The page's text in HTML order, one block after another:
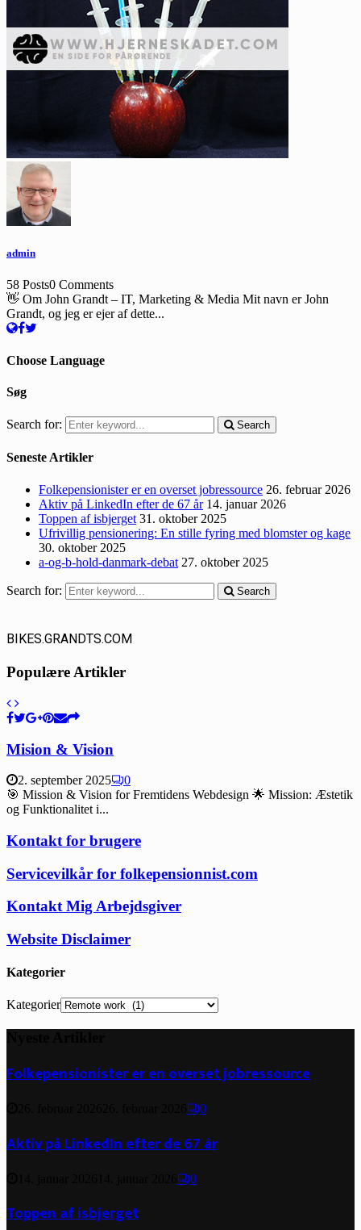
admin
58 Posts0 Comments
👋 Om John Grandt – IT, Marketing & Media Mit navn er John
Grandt, og jeg er ejer af dette...
Choose Language
Søg
Search for: Search
Seneste Artikler
Folkepensionister er en overset jobressource 26. februar 2026
Aktiv på LinkedIn efter de 67 år 14. januar 2026
Toppen af isbjerget 31. oktober 2025
Ufrivillig pensionering: En stille fyring med blomster og kage
30. oktober 2025
a-og-b-hold-danmark-debat 27. oktober 2025
Search for: Search
BIKES.GRANDTS.COM
Populære Artikler
Mision & Vision
2. september 2025
0
🎯 Mission & Vision for Fremtidens Webdesign 🌟 Mission: Æstetik
og Funktionalitet i...
Kontakt for brugere
Servicevilkår for folkepensionnist.com
Kontakt Mig Arbejdsgiver
Website Disclaimer
Kategorier
Kategorier
Folkepensionister er en overset jobressource
0
Aktiv på LinkedIn efter de 67 år
0
Toppen af isbjerget